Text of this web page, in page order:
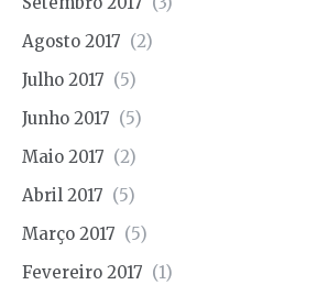
Agosto 2017 (2)
Julho 2017 (5)
Junho 2017 (5)
Maio 2017 (2)
Abril 2017 (5)
Março 2017 (5)
Fevereiro 2017 (1)